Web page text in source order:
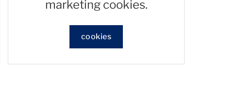
marketing cookies.
cookies